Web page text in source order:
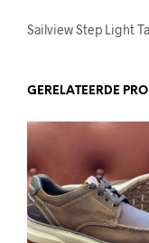
Sailview Step Light
GERELATEERDE